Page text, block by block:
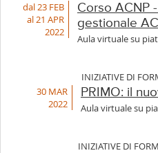
dal 23 FEB
al 21 APR
2022
Corso ACNP
gestionale
Aula virtuale su
INIZIATIVE DI
30 MAR
2022
PRIMO: il
Aula virtuale su
INIZIATIVE DI